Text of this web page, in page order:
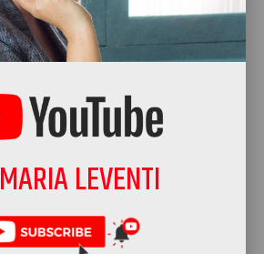
και τις θετικές στιγμές
πέρασε. Η εστίαση στα
σας γεμίσει
και αισιοδοξία για το
ότι το παρελθόν δεν
τη βοήθεια
LEVENTI